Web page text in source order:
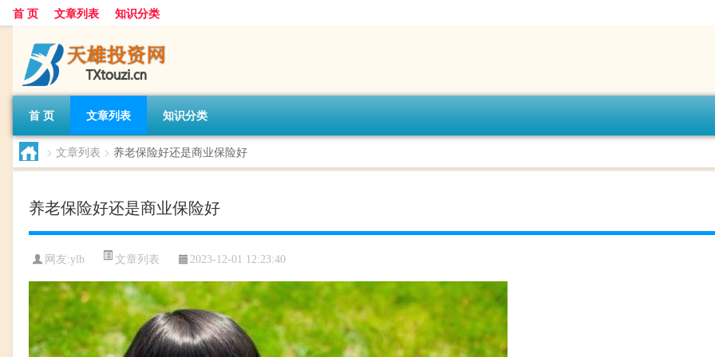
首 页 文章列表 知识分类
首 页 文章列表 知识分类
> 文章列表 > 养老保险好还是商业保险好
养老保险好还是商业保险好
网友:ylb 文章列表 2023-12-01 12:23:40